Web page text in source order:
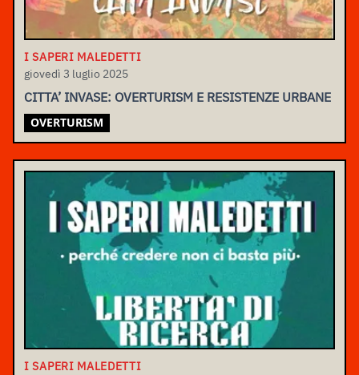
I SAPERI MALEDETTI
giovedì 3 luglio 2025
CITTA’ INVASE: OVERTURISM E RESISTENZE URBANE
OVERTURISM
I SAPERI MALEDETTI